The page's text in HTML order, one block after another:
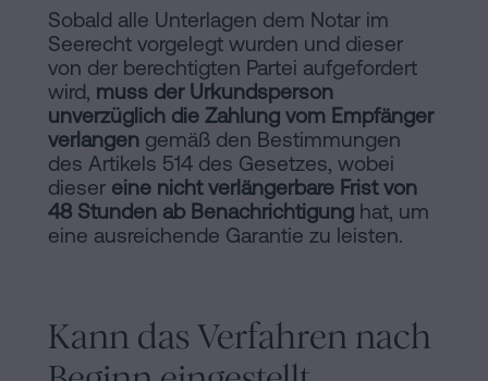
Sobald alle Unterlagen dem Notar im
Seerecht vorgelegt wurden und dieser
von der berechtigten Partei aufgefordert
wird, muss der Urkundsperson
unverzüglich die Zahlung vom Empfänger
verlangen gemäß den Bestimmungen
des Artikels 514 des Gesetzes, wobei
dieser eine nicht verlängerbare Frist von
48 Stunden ab Benachrichtigung hat, um
eine ausreichende Garantie zu leisten.
Kann das Verfahren nach